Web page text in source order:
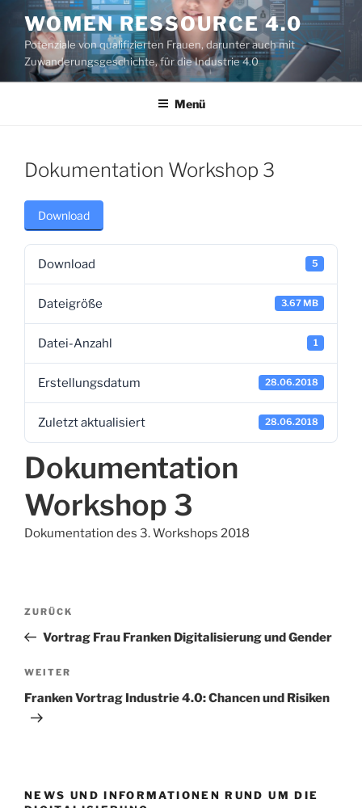
Inhalt
springen
WOMEN RESSOURCE 4.0
Potenziale von qualifizierten Frauen, darunter auch mit
Zuwanderungsgeschichte, für die Industrie 4.0
Menü
Dokumentation Workshop 3
Download
Download 5
Dateigröße 3.67 MB
Datei-Anzahl 1
Erstellungsdatum 28.06.2018
Zuletzt aktualisiert 28.06.2018
Dokumentation
Workshop 3
Dokumentation des 3. Workshops 2018
Beitragsnavigation
Vorheriger
Beitrag
ZURÜCK
Vortrag Frau Franken Digitalisierung und Gender
Nächster
Beitrag
WEITER
Franken Vortrag Industrie 4.0: Chancen und Risiken
NEWS UND INFORMATIONEN RUND UM DIE